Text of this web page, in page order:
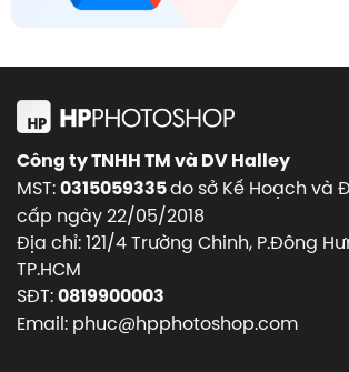
Công ty TNHH TM và DV Halley
MST:0315059335do sở Kế Hoạch và
cấp ngày 22/05/2018
Địa chỉ: 121/4 Trường Chinh, P.Đông
TP.HCM
SĐT:0819900003
Email: phuc@hpphotoshop.com